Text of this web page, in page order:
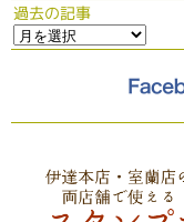
過去の記事